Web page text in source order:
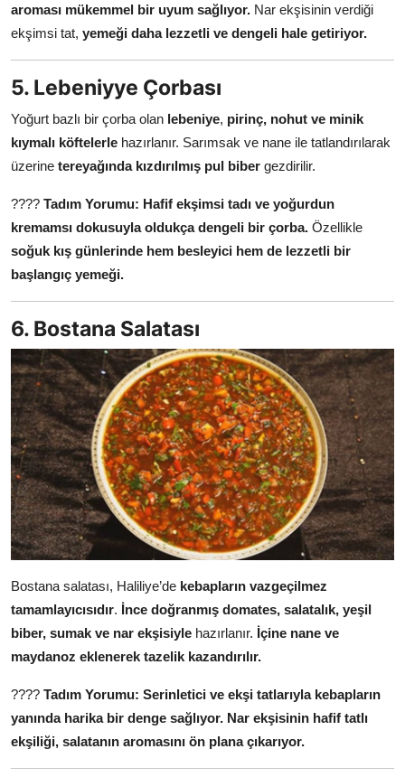
aroması mükemmel bir uyum sağlıyor. Nar ekşisinin verdiği
ekşimsi tat, yemeği daha lezzetli ve dengeli hale getiriyor.
5. Lebeniyye Çorbası
Yoğurt bazlı bir çorba olan lebeniye, pirinç, nohut ve minik
kıymalı köftelerle hazırlanır. Sarımsak ve nane ile tatlandırılarak
üzerine tereyağında kızdırılmış pul biber gezdirilir.
???? Tadım Yorumu: Hafif ekşimsi tadı ve yoğurdun
kremamsı dokusuyla oldukça dengeli bir çorba. Özellikle
soğuk kış günlerinde hem besleyici hem de lezzetli bir
başlangıç yemeği.
6. Bostana Salatası
Bostana salatası, Haliliye’de kebapların vazgeçilmez
tamamlayıcısıdır. İnce doğranmış domates, salatalık, yeşil
biber, sumak ve nar ekşisiyle hazırlanır. İçine nane ve
maydanoz eklenerek tazelik kazandırılır.
???? Tadım Yorumu: Serinletici ve ekşi tatlarıyla kebapların
yanında harika bir denge sağlıyor. Nar ekşisinin hafif tatlı
ekşiliği, salatanın aromasını ön plana çıkarıyor.